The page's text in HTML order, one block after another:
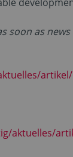
soon as
aktuelles/